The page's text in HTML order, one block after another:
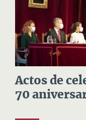
Actos de
70